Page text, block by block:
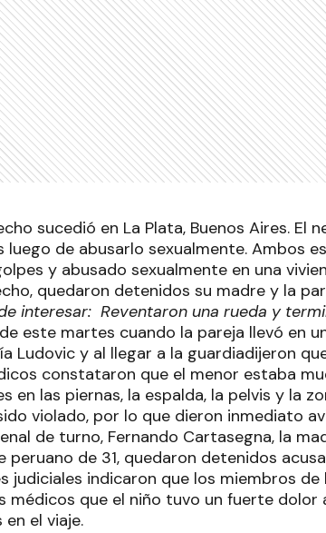
sucedió en La Plata, Buenos Aires. El
de abusarlo sexualmente. Ambos
y abusado sexualmente en una
quedaron detenidos su madre y la
interesar: Reventaron una rueda y
este martes cuando la pareja llevó en
Ludovic y al llegar a la guardiadijeron
constataron que el menor estaba
en las piernas, la espalda, la pelvis y la
violado, por lo que dieron inmediato
de turno, Fernando Cartasegna, la
peruano de 31, quedaron detenidos
judiciales indicaron que los miembros
médicos que el niño tuvo un fuerte dolor
el viaje.